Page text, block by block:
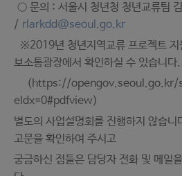
○ 문의 : 서울시 청년청 청년교류
/ rlarkdd@seoul.go.kr
※2019년 청년지역교류 프로젝트
보소통광장에서 확인하실 수 있습니다.
(https://opengov.seoul.go.kr/
eIdx=0#pdfview)
별도의 사업설명회를 진행하지 않습
고문을 확인하여 주시고
궁금하신 점들은 담당자 전화 및 메일